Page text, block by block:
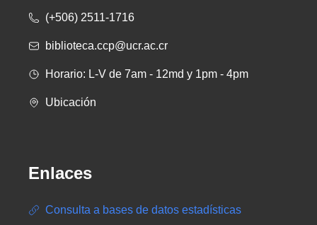
(+506) 2511-1716
biblioteca.ccp@ucr.ac.cr
Horario: L-V de 7am - 12md y 1pm - 4pm
Ubicación
Enlaces
Consulta a bases de datos estadísticas